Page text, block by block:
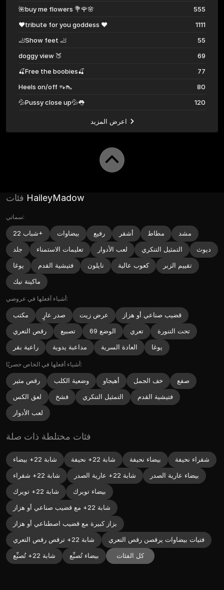
🌺buy me flowers 💐🌹🌸
555
❤️tribute for you goddess ❤️
1111
🦶Show feet 🦶
55
doggy view 🍑
69
🍒Free the boobies🍒
77
Heels on/off 👡👠
80
💦Pussy close up💦👅
120
اعرض المزيد
HaileyMadow
سماتي:
شباب 22+ بيضاوات رفيع أشقر مطاط
مشد
جلد
تعليمات الاستمناء لعب الأدوار التمثيل التنكري
ديوث
يوغا
فتيشية القدم نايلون كعوب عالية
تقييم الزبر
ماكينة نيك
أشياء أفعلها في عروضي:
مكتب صدر عارٍ عرض زيت
قضيب صناعي أو هزاز
رقص التعري
تصبيع الوضع 69 تعري
تحت التنورة
راعية بقر
مداعبة يدوية العادة السرية يوغا
أشياء أفعلها في الخاص حصريًا:
رقص مثير وضعية الكلب أهيجاو خف الجمل
صفع
لعق الكس
فشخ التمثيل التنكري
فتيشية القدم
لعب الأدوار
فئات مختلطة ذات صلة
شابة 22+ بيضاء شابة 22+ نحيفة بيضاء نحيفة
شقراء نحيفة
شابة 22+ شقراء
شابة 22+ عارية الصدر
بيضاء عارية الصدر
شابة 22+ تويرك
بيضاء تويرك
شابة 22+ مع قضيب صناعي أو هزاز
بزاز كبيرة مع قضيب اصطناعي أو هزاز
شابة 22+ ترقص رقص التعري
فتيات بيضاوات يرقصن رقص التعري
شابة 22+ تُصبِّع
بيضاء تُصبِّع كل الفئات